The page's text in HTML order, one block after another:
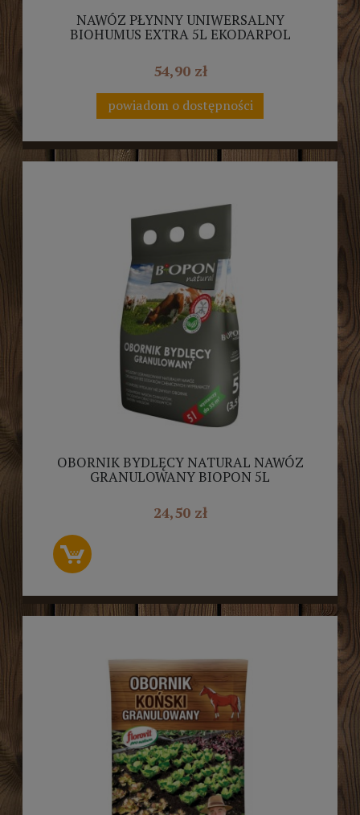
NAWÓZ PŁYNNY UNIWERSALNY
BIOHUMUS EXTRA 5L EKODARPOL
54,90 zł
powiadom o dostępności
OBORNIK BYDLĘCY NATURAL NAWÓZ
GRANULOWANY BIOPON 5L
24,50 zł